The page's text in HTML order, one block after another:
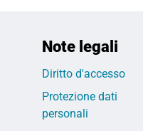
Note legali
Diritto d'accesso
Protezione dati
personali